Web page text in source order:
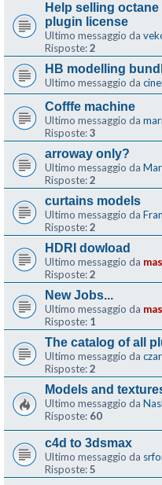
Help selling
plugin license
Ultimo messaggio da
Risposte:2
HB modelling
Ultimo messaggio da
Cofffe machine
Ultimo messaggio da
Risposte:3
arroway only?
Ultimo messaggio da
Risposte:2
curtains models
Ultimo messaggio da
Risposte:2
HDRI dowload
Ultimo messaggio da
Risposte:2
New Jobs...
Ultimo messaggio da
Risposte: 1
The catalog of all
Ultimo messaggio da
Risposte:2
Models and
Ultimo messaggio da
Risposte: 60
c4d to 3dsmax
Ultimo messaggio da
Risposte:5